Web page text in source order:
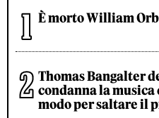
È morto William
Thomas Bangalter
condanna la musica
modo per saltare il